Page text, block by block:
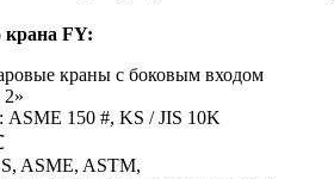
крана FY:
краны с боковым входом
2»
150 #, KS / JIS 10K
ASME, ASTM,